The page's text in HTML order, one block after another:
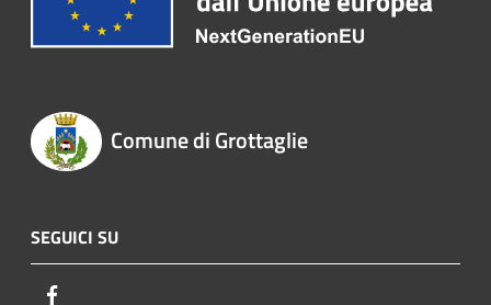
Comune di Grottaglie
SEGUICI SU